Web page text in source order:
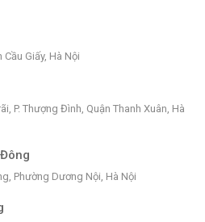
Giấy, Hà Nội
P. Thượng Đình, Quận Thanh Xuân, Hà
Phường Dương Nội, Hà Nội